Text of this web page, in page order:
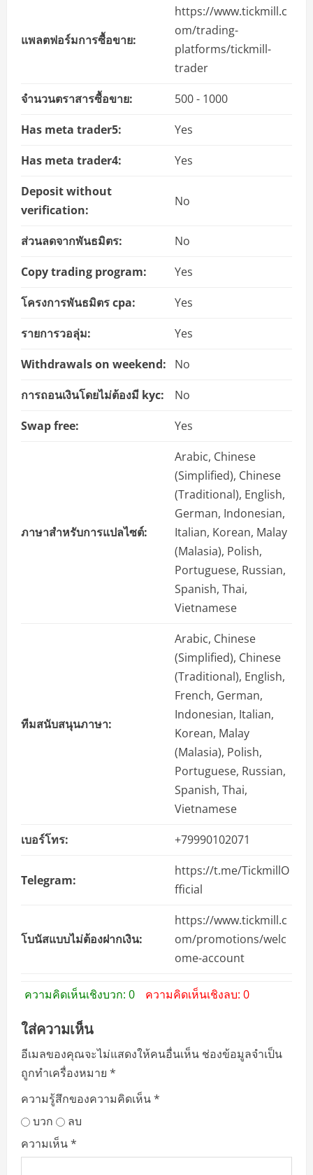
แพลตฟอร์มการซื้อขาย:
https://www.tickmill.c
om/trading-
platforms/tickmill-
trader
จำนวนตราสารซื้อขาย:
500 - 1000
Has meta trader5:
Yes
Has meta trader4:
Yes
Deposit without
verification:
No
ส่วนลดจากพันธมิตร:
No
Copy trading program:
Yes
โครงการพันธมิตร cpa:
Yes
รายการวอลุ่ม:
Yes
Withdrawals on weekend:
No
การถอนเงินโดยไม่ต้องมี kyc:
No
Swap free:
Yes
ภาษาสำหรับการแปลไซต์:
Arabic, Chinese
(Simplified), Chinese
(Traditional), English,
German, Indonesian,
Italian, Korean, Malay
(Malasia), Polish,
Portuguese, Russian,
Spanish, Thai,
Vietnamese
ทีมสนับสนุนภาษา:
Arabic, Chinese
(Simplified), Chinese
(Traditional), English,
French, German,
Indonesian, Italian,
Korean, Malay
(Malasia), Polish,
Portuguese, Russian,
Spanish, Thai,
Vietnamese
เบอร์โทร:
+79990102071
Telegram:
https://t.me/TickmillO
fficial
โบนัสแบบไม่ต้องฝากเงิน:
https://www.tickmill.c
om/promotions/welc
ome-account
ความคิดเห็นเชิงบวก: 0 ความคิดเห็นเชิงลบ: 0
ใส่ความเห็น
อีเมลของคุณจะไม่แสดงให้คนอื่นเห็น ช่องข้อมูลจำเป็น
ถูกทำเครื่องหมาย *
ความรู้สึกของความคิดเห็น*
บวก
ลบ
ความเห็น*